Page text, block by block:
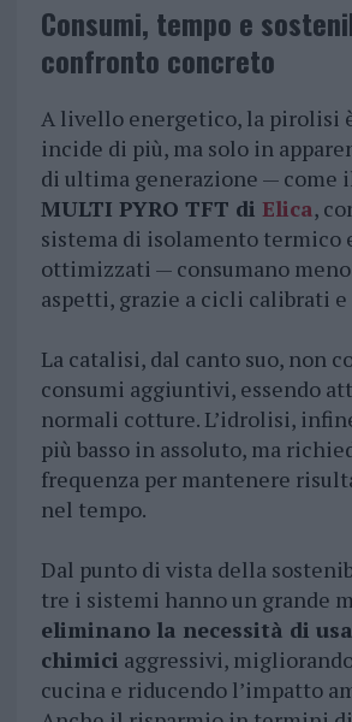
Consumi, tempo e
confronto concreto
A livello energetico, la pirolisi
incide di più, ma solo in
di ultima generazione — come
MULTI PYRO TFT di Elica,
sistema di isolamento termico
ottimizzati — consumano
aspetti, grazie a cicli calibrati
La catalisi, dal canto suo, non
consumi aggiuntivi, essendo
normali cotture. L’idrolisi,
più basso in assoluto, ma
frequenza per mantenere
nel tempo.
Dal punto di vista della
tre i sistemi hanno un grande
eliminano la necessità di
chimici aggressivi,
cucina e riducendo l’impatto